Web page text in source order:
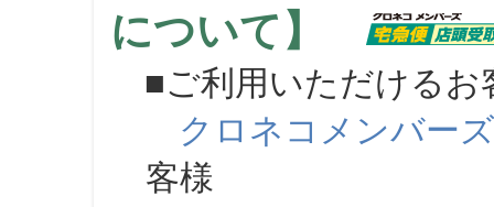
について】
■ご利用いただけるお
クロネコメンバーズ
客様